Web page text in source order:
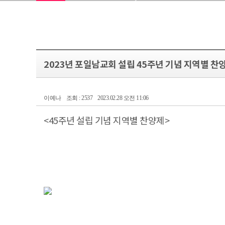
2023년 포일남교회 설립 45주년 기념 지역별 찬
이예나 조회 : 2537 2023.02.28 오전 11:06
<45주년 설립 기념 지역별 찬양제>